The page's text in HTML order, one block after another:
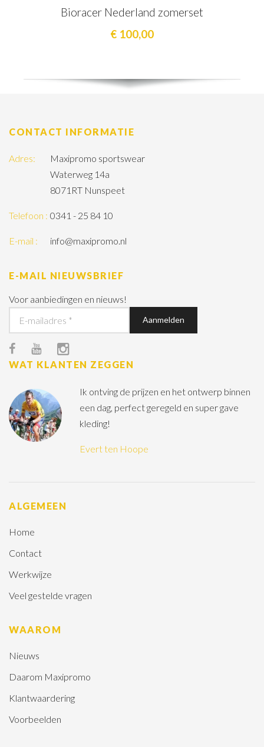
Bioracer Nederland zomerset
€ 100,00
CONTACT INFORMATIE
Adres:
Maxipromo sportswear
Waterweg 14a
8071RT Nunspeet
Telefoon : 0341 - 25 84 10
E-mail : info@maxipromo.nl
E-MAIL NIEUWSBRIEF
Voor aanbiedingen en nieuws!
WAT KLANTEN ZEGGEN
Ik ontving de prijzen en het ontwerp binnen
een dag, perfect geregeld en super gave
kleding!
Evert ten Hoope
ALGEMEEN
Home
Contact
Werkwijze
Veel gestelde vragen
WAAROM
Nieuws
Daarom Maxipromo
Klantwaardering
Voorbeelden